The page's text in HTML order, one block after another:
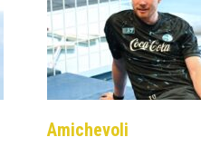
Amichevoli